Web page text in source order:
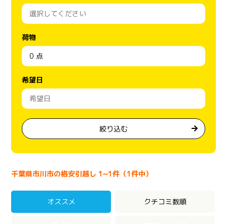
荷物
希望日
絞り込む
千葉県市川市の格安引越し 1~1件（1件中）
オススメ クチコミ数順